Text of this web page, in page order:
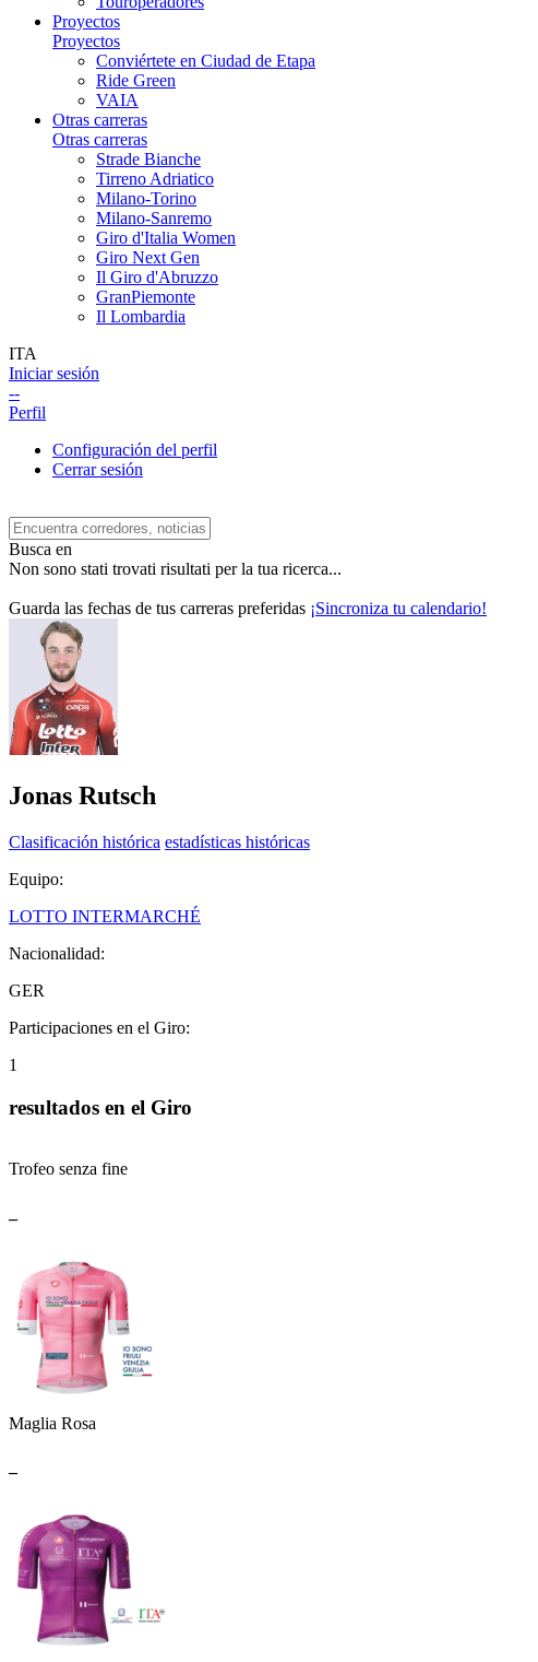
Proyectos
Proyectos
Conviértete en Ciudad de Etapa
Ride Green
VAIA
Otras carreras
Otras carreras
Strade Bianche
Tirreno Adriatico
Milano-Torino
Milano-Sanremo
Giro d'Italia Women
Giro Next Gen
Il Giro d'Abruzzo
GranPiemonte
Il Lombardia
ITA
Iniciar sesión
--
Perfil
Configuración del perfil
Cerrar sesión
Busca en
Non sono stati trovati risultati per la tua ricerca...
Guarda las fechas de tus carreras preferidas ¡Sincroniza tu calendario!
Jonas Rutsch
Clasificación histórica estadísticas históricas
Equipo:
LOTTO INTERMARCHÉ
Nacionalidad:
GER
Participaciones en el Giro:
1
resultados en el Giro
Trofeo senza fine
Maglia Rosa